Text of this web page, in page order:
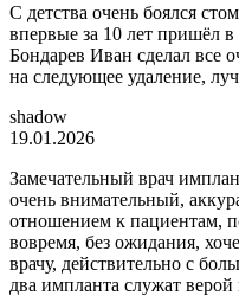
С детства очень боялся
впервые за 10 лет пришёл
Бондарев Иван сделал все
на следующее удаление,
shadow
19.01.2026
Замечательный врач
очень внимательный,
отношением к пациентам,
вовремя, без ожидания,
врачу, действительно с
два импланта служат